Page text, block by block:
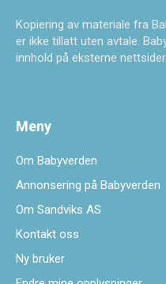
Kopiering av materiale fra
er ikke tillatt uten avtale.
innhold på eksterne
Meny
Om Babyverden
Annonsering på Babyverden
Om Sandviks AS
Kontakt oss
Ny bruker